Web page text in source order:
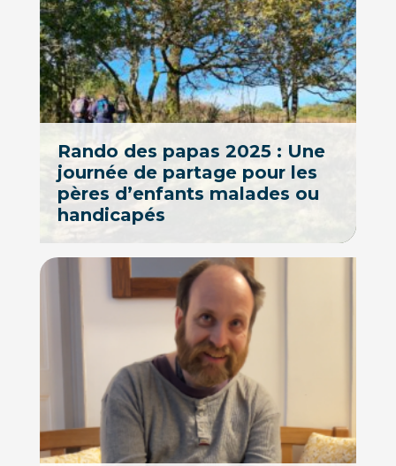
Rando des papas 2025 : Une
journée de partage pour les
pères d’enfants malades ou
handicapés